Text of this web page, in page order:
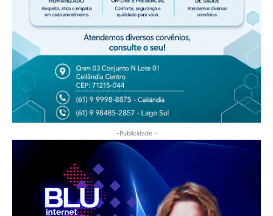
-Publicidade -